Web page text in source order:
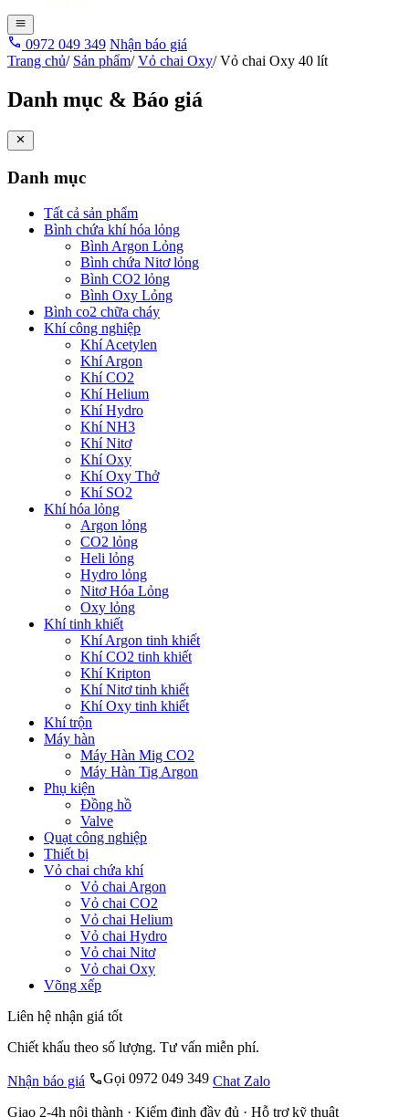
0972 049 349 Nhận báo giá
Trang chủ/ Sản phẩm/ Vỏ chai Oxy/ Vỏ chai Oxy 40 lít
Danh mục & Báo giá
Danh mục
Tất cả sản phẩm
Bình chứa khí hóa lỏng
Bình Argon Lỏng
Bình chứa Nitơ lỏng
Bình CO2 lỏng
Bình Oxy Lỏng
Bình co2 chữa cháy
Khí công nghiệp
Khí Acetylen
Khí Argon
Khí CO2
Khí Helium
Khí Hydro
Khí NH3
Khí Nitơ
Khí Oxy
Khí Oxy Thở
Khí SO2
Khí hóa lỏng
Argon lỏng
CO2 lỏng
Heli lỏng
Hydro lỏng
Nitơ Hóa Lỏng
Oxy lỏng
Khí tinh khiết
Khí Argon tinh khiết
Khí CO2 tinh khiết
Khí Kripton
Khí Nitơ tinh khiết
Khí Oxy tinh khiết
Khí trộn
Máy hàn
Máy Hàn Mig CO2
Máy Hàn Tig Argon
Phụ kiện
Đồng hồ
Valve
Quạt công nghiệp
Thiết bị
Vỏ chai chứa khí
Vỏ chai Argon
Vỏ chai CO2
Vỏ chai Helium
Vỏ chai Hydro
Vỏ chai Nitơ
Vỏ chai Oxy
Võng xếp
Liên hệ nhận giá tốt
Chiết khấu theo số lượng. Tư vấn miễn phí.
Nhận báo giá Gọi 0972 049 349 Chat Zalo
Giao 2-4h nội thành · Kiểm định đầy đủ · Hỗ trợ kỹ thuật